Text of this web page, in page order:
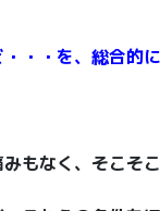
・・を、総合的
もなく、そこそ